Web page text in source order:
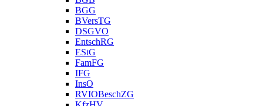
BGG
BVersTG
DSGVO
EntschRG
EStG
FamFG
IFG
InsO
RVIOBeschZG